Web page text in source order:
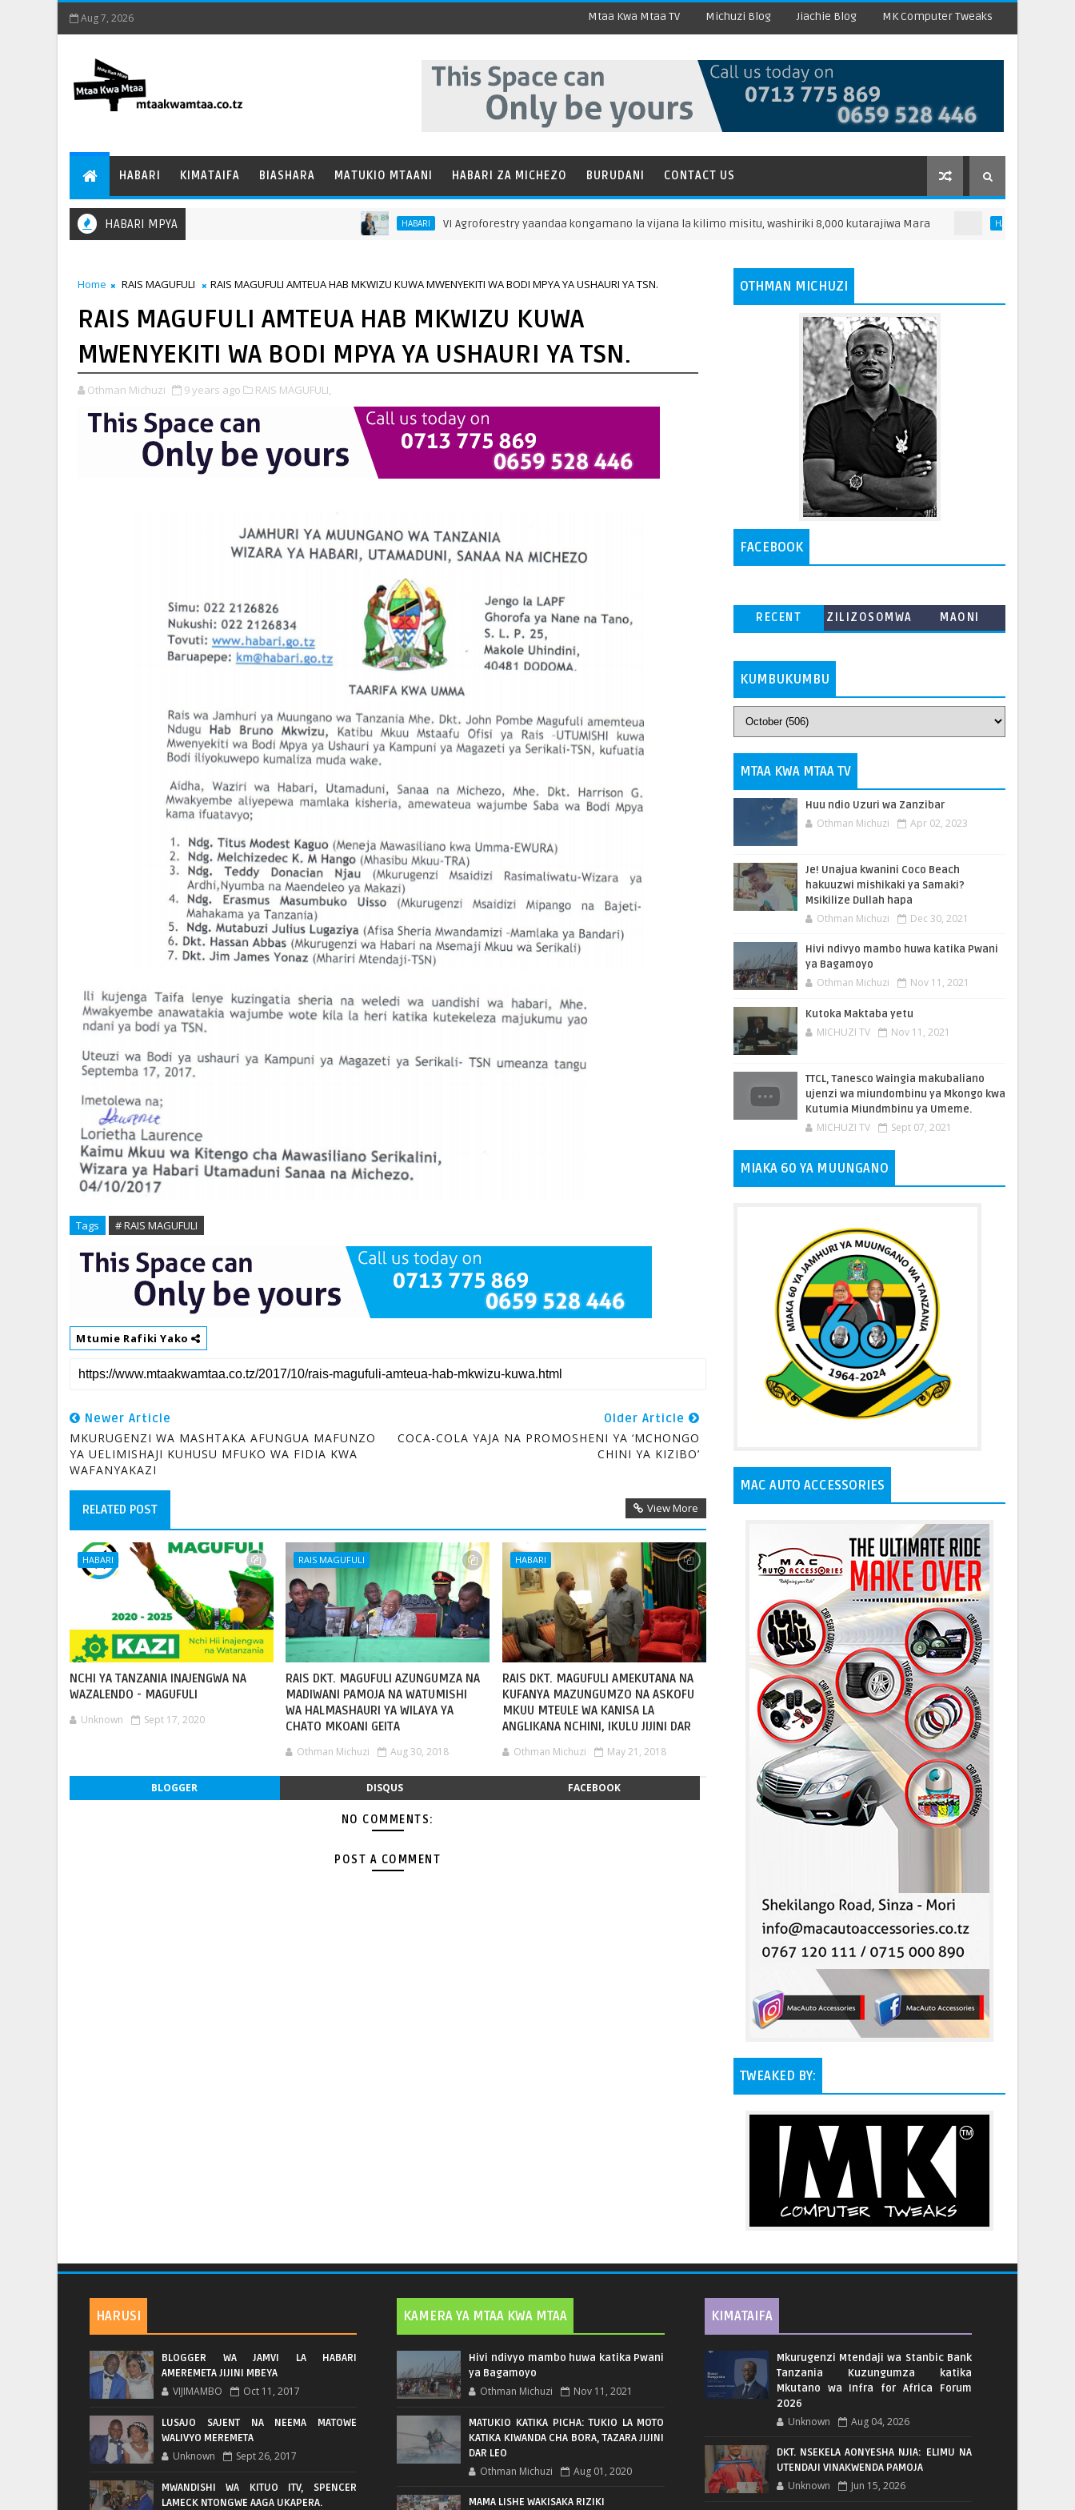
Aug 7, 2026 Mtaa Kwa Mtaa TV Michuzi Blog Jiachie Blog MK Computer Tweaks
HABARI KIMATAIFA BIASHARA MATUKIO MTAANI HABARI ZA MICHEZO BURUDANI CONTACT US
HABARI MPYA HABARI VI Agroforestry yaandaa kongamano la vijana la kilimo misitu, washiriki 8,000 kutarajiwa Mara KODI
Home RAIS MAGUFULI RAIS MAGUFULI AMTEUA HAB MKWIZU KUWA MWENYEKITI WA BODI MPYA YA USHAURI YA TSN.
RAIS MAGUFULI AMTEUA HAB MKWIZU KUWA
MWENYEKITI WA BODI MPYA YA USHAURI YA TSN.
Othman Michuzi 9 years ago RAIS MAGUFULI,
Tags # RAIS MAGUFULI
Mtumie Rafiki Yako
Newer Article
MKURUGENZI WA MASHTAKA AFUNGUA MAFUNZO
YA UELIMISHAJI KUHUSU MFUKO WA FIDIA KWA
WAFANYAKAZI
Older Article
COCA-COLA YAJA NA PROMOSHENI YA ‘MCHONGO
CHINI YA KIZIBO’
RELATED POST View More
HABARI
NCHI YA TANZANIA INAJENGWA NA
WAZALENDO - MAGUFULI
Unknown Sept 17, 2020
RAIS MAGUFULI
RAIS DKT. MAGUFULI AZUNGUMZA NA
MADIWANI PAMOJA NA WATUMISHI
WA HALMASHAURI YA WILAYA YA
CHATO MKOANI GEITA
Othman Michuzi Aug 30, 2018
HABARI
RAIS DKT. MAGUFULI AMEKUTANA NA
KUFANYA MAZUNGUMZO NA ASKOFU
MKUU MTEULE WA KANISA LA
ANGLIKANA NCHINI, IKULU JIJINI DAR
Othman Michuzi May 21, 2018
BLOGGER DISQUS FACEBOOK
NO COMMENTS:
POST A COMMENT
OTHMAN MICHUZI
FACEBOOK
RECENT
ZILIZOSOMWA
MAONI
KUMBUKUMBU
MTAA KWA MTAA TV
Huu ndio Uzuri wa Zanzibar
Othman Michuzi Apr 02, 2023
Je! Unajua kwanini Coco Beach
hakuuzwi mishikaki ya Samaki?
Msikilize Dullah hapa
Othman Michuzi Dec 30, 2021
Hivi ndivyo mambo huwa katika Pwani
ya Bagamoyo
Othman Michuzi Nov 11, 2021
Kutoka Maktaba yetu
MICHUZI TV Nov 11, 2021
TTCL, Tanesco Waingia makubaliano
ujenzi wa miundombinu ya Mkongo kwa
Kutumia Miundmbinu ya Umeme.
MICHUZI TV Sept 07, 2021
MIAKA 60 YA MUUNGANO
MAC AUTO ACCESSORIES
TWEAKED BY:
HARUSI
BLOGGER WA JAMVI LA HABARI
AMEREMETA JIJINI MBEYA
VIJIMAMBO Oct 11, 2017
LUSAJO SAJENT NA NEEMA MATOWE
WALIVYO MEREMETA
Unknown Sept 26, 2017
MWANDISHI WA KITUO ITV, SPENCER
LAMECK NTONGWE AAGA UKAPERA.
KAMERA YA MTAA KWA MTAA
Hivi ndivyo mambo huwa katika Pwani
ya Bagamoyo
Othman Michuzi Nov 11, 2021
MATUKIO KATIKA PICHA: TUKIO LA MOTO
KATIKA KIWANDA CHA BORA, TAZARA JIJINI
DAR LEO
Othman Michuzi Aug 01, 2020
MAMA LISHE WAKISAKA RIZIKI
KIMATAIFA
Mkurugenzi Mtendaji wa Stanbic Bank
Tanzania Kuzungumza katika
Mkutano wa Infra for Africa Forum
2026
Unknown Aug 04, 2026
DKT. NSEKELA AONYESHA NJIA: ELIMU NA
UTENDAJI VINAKWENDA PAMOJA
Unknown Jun 15, 2026